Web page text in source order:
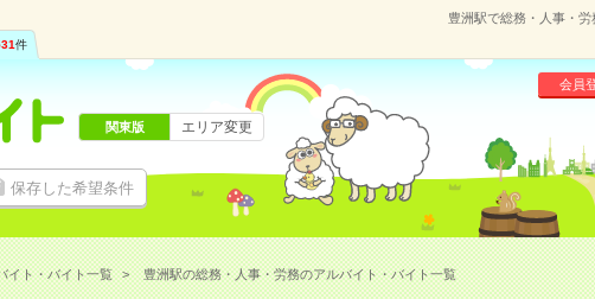
豊洲駅で総務・人事・
件
保存した希望条件
会員
関東版 エリア変更
イト・バイト一覧 豊洲駅の総務・人事・労務のアルバイト・バイト一覧